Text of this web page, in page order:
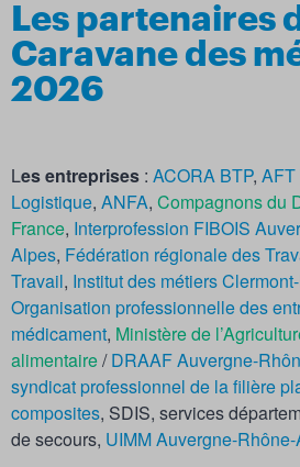
Les partenaires
Caravane des
2026
Les entreprises : ACORA BTP, AFT
Logistique, ANFA, Compagnons du
France, Interprofession FIBOIS
Alpes, Fédération régionale des
Travail, Institut des métiers
Organisation professionnelle des
médicament, Ministère de
alimentaire/ DRAAF Auvergne-
syndicat professionnel de la filière
composites, SDIS, services
de secours, UIMM Auvergne-